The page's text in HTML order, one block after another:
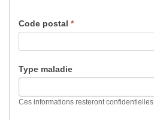
Code postal *
Type maladie
Ces informations resteront confidentielles